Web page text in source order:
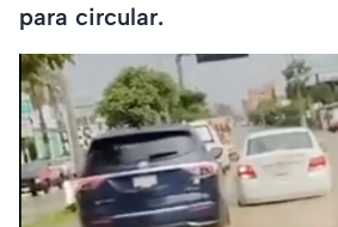
para circular.